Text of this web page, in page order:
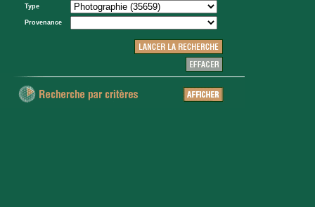
Type
Provenance